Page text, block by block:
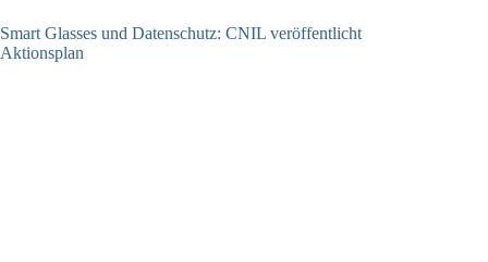
Smart Glasses und Datenschutz: CNIL veröffentlicht
Aktionsplan